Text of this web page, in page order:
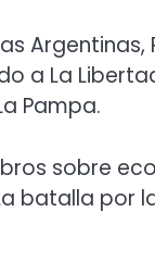
a La
Pampa.
sobre
batalla